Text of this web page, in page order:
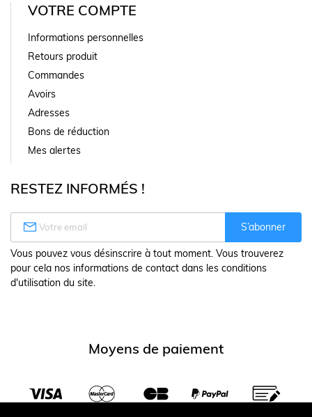
VOTRE COMPTE
Informations personnelles
Retours produit
Commandes
Avoirs
Adresses
Bons de réduction
Mes alertes
RESTEZ INFORMÉS !
 S’abonner
Vous pouvez vous désinscrire à tout moment. Vous trouverez
pour cela nos informations de contact dans les conditions
d'utilisation du site.
Moyens de paiement